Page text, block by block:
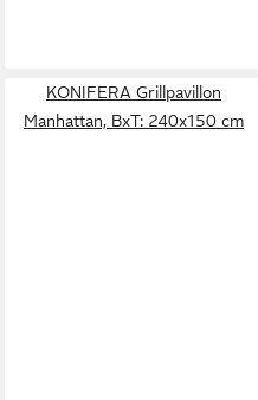
KONIFERA Grillpavillon
Manhattan, BxT: 240x150 cm